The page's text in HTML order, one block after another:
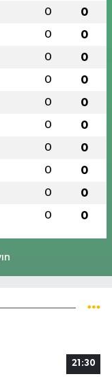
0 0
0 0
0 0
0 0
0 0
0 0
0 0
0 0
0 0
0 0
21:30